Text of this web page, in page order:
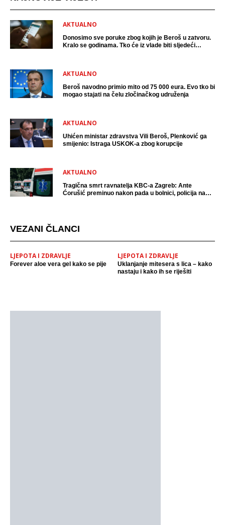
AKTUALNO
Donosimo sve poruke zbog kojih je Beroš u zatvoru.
Kralo se godinama. Tko će iz vlade biti sljedeći
AKTUALNO
Beroš navodno primio mito od 75 000 eura. Evo tko bi
mogao stajati na čelu zločinačkog udruženja
AKTUALNO
Uhićen ministar zdravstva Vili Beroš, Plenković ga
smijenio: Istraga USKOK-a zbog korupcije
AKTUALNO
Tragična smrt ravnatelja KBC-a Zagreb: Ante
Ćorušić preminuo nakon pada u bolnici, policija na
VEZANI ČLANCI
LJEPOTA I ZDRAVLJE
Forever aloe vera gel kako se pije
LJEPOTA I ZDRAVLJE
Uklanjanje mitesera s lica – kako
nastaju i kako ih se riješiti